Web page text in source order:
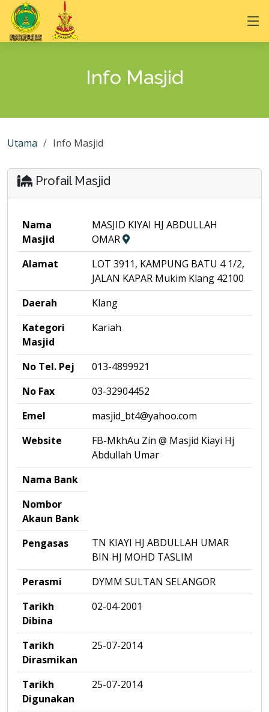
Info Masjid
Utama Info Masjid
Profail Masjid
Nama
Masjid
MASJID KIYAI HJ ABDULLAH
OMAR
Alamat
LOT 3911, KAMPUNG BATU 4 1/2,
JALAN KAPAR Mukim Klang 42100
Daerah
Klang
Kategori
Masjid
Kariah
No Tel. Pej
013-4899921
No Fax
03-32904452
Emel
masjid_bt4@yahoo.com
Website
FB-MkhAu Zin @ Masjid Kiayi Hj
Abdullah Umar
Nama Bank
Nombor
Akaun Bank
Pengasas
TN KIAYI HJ ABDULLAH UMAR
BIN HJ MOHD TASLIM
Perasmi
DYMM SULTAN SELANGOR
Tarikh
Dibina
02-04-2001
Tarikh
Dirasmikan
25-07-2014
Tarikh
Digunakan
25-07-2014